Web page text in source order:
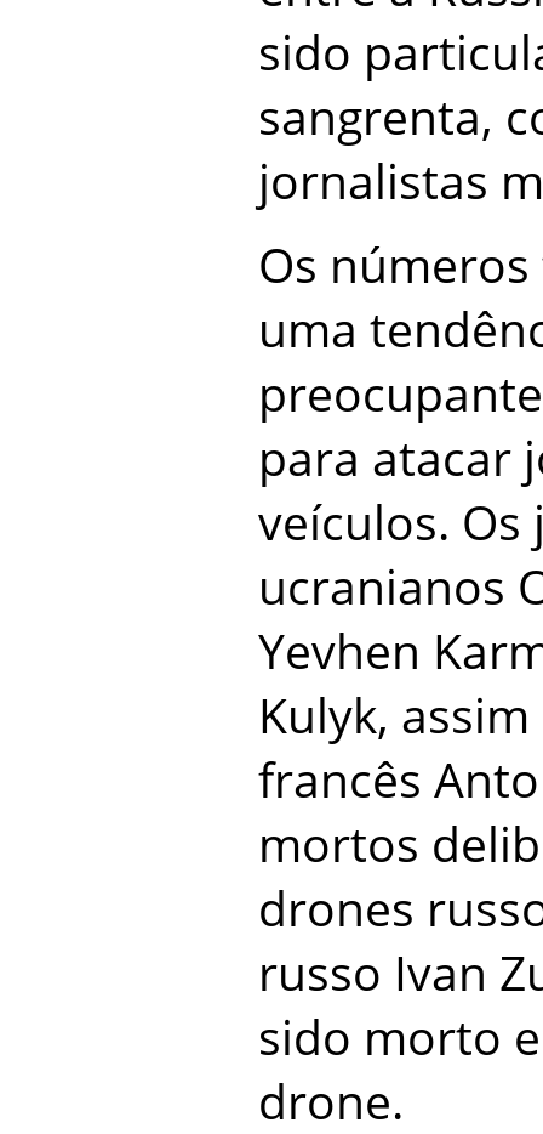
sido
sangrenta,
jornalistas
Os
uma
para atacar
veículos.
ucranianos
Yevhen
Kulyk,
francês
mortos
drones
russo Ivan
sido morto
drone.